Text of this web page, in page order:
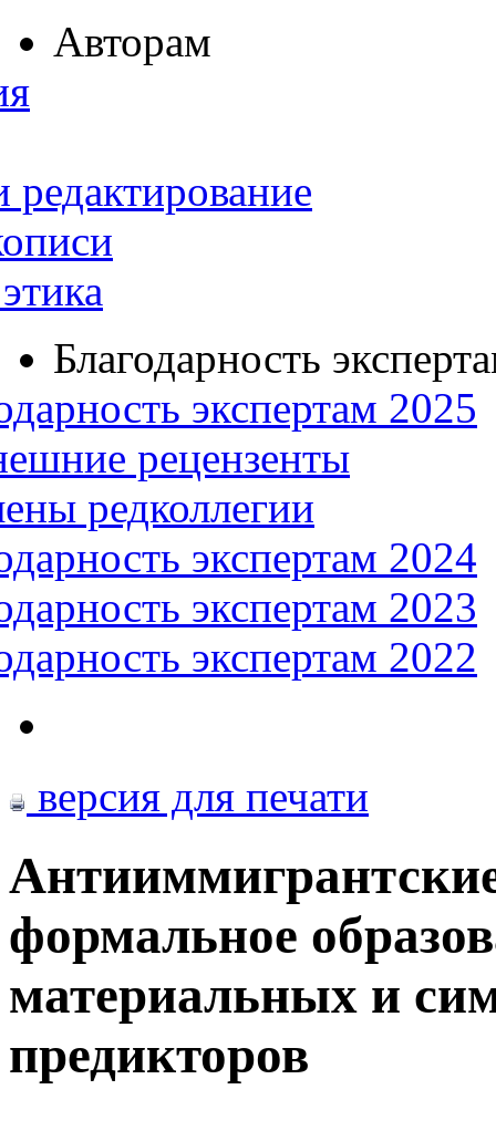
Авторам
редактирование
Благодарность
экспертам 2025
рецензенты
редколлегии
экспертам 2024
экспертам 2023
экспертам 2022
версия для печати
формальное
материальных и
предикторов